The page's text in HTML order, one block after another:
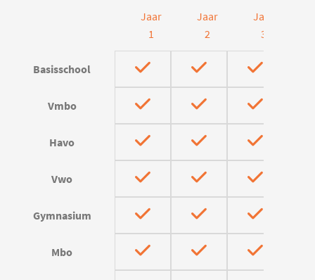
Jaar
1
Jaar
2
Jaar
3
Basisschool
Vmbo
Havo
Vwo
Gymnasium
Mbo